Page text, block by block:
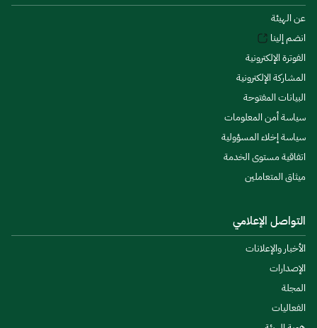
عن الهيئة
انضم إلينا
الفوترة الإلكترونية
المشاركة الإلكترونية
البيانات المفتوحة
سياسة أمن المعلومات
سياسة إخلاء المسؤولية
اتفاقية مستوى الخدمة
ميثاق المتعاملين
التواصل الإعلامي
الأخبار والإعلانات
الإصدارات
المجلة
الفعاليات